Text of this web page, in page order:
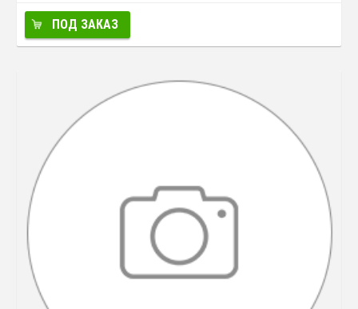
ПОД ЗАКАЗ